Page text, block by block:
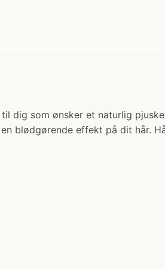
dig som ønsker et naturlig
blødgørende effekt på dit hår.